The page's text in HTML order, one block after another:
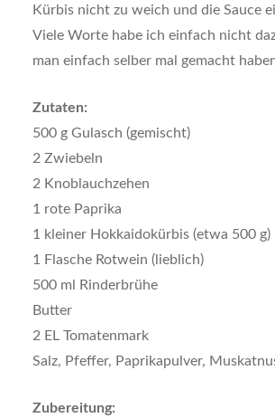
Kürbis nicht zu weich und die Sauce
Viele Worte habe ich einfach nicht
man einfach selber mal gemacht
Zutaten:
500 g Gulasch (gemischt)
2 Zwiebeln
2 Knoblauchzehen
1 rote Paprika
1 kleiner Hokkaidokürbis (etwa 500 g)
1 Flasche Rotwein (lieblich)
500 ml Rinderbrühe
Butter
2 EL Tomatenmark
Salz, Pfeffer, Paprikapulver,
Zubereitung: